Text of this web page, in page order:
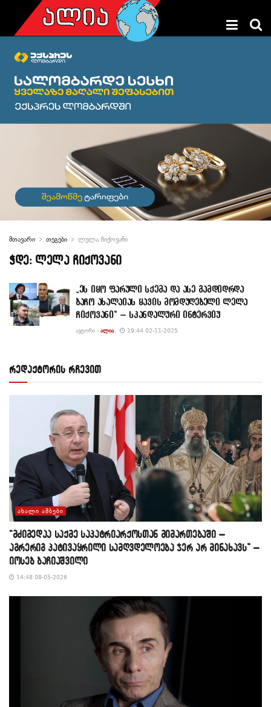
მთავარი თეგები ლელა ჩიქოვანი
ჭდე: ლელა ჩიქოვანი
„ეს იყო ფარული სქემა და ასე გამდიდრდა
ბაჩო ახალაიას ყავის მომდუღებელი ლელა
ჩიქოვანი“ – სკანდალური ინტერვიუ
ᲐᲕᲢᲝᲠᲘ - ᲐᲚᲘᲐ 19:44 02-11-2025
რედაქტორის რჩევით
ᲐᲮᲐᲚᲘ ᲐᲛᲑᲔᲑᲘ
“მძიმედაა საქმე საპატრიარქოსთან მიმართებაში –
აგრერიგ პატივაყრილი სამღვდელოება ჯერ არ მინახავს” –
იოსებ ბაჩიაშვილი
14:48 08-05-2026